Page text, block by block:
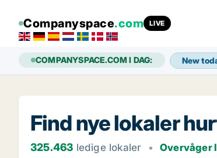
Companyspace.com LIVE
COMPANYSPACE.COM I DAG: New
Find nye lokaler
325.463 ledige lokaler • Overvåger